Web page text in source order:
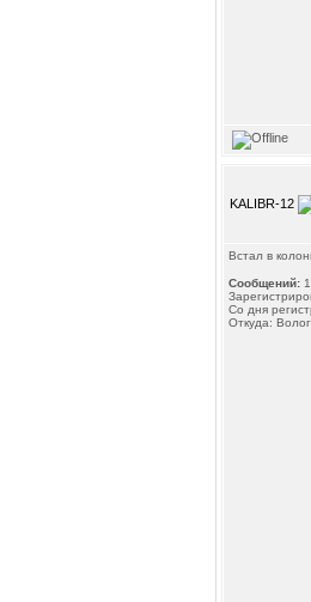
KALIBR-12
Встал в
Сообщений:
Со дня
Откуда: